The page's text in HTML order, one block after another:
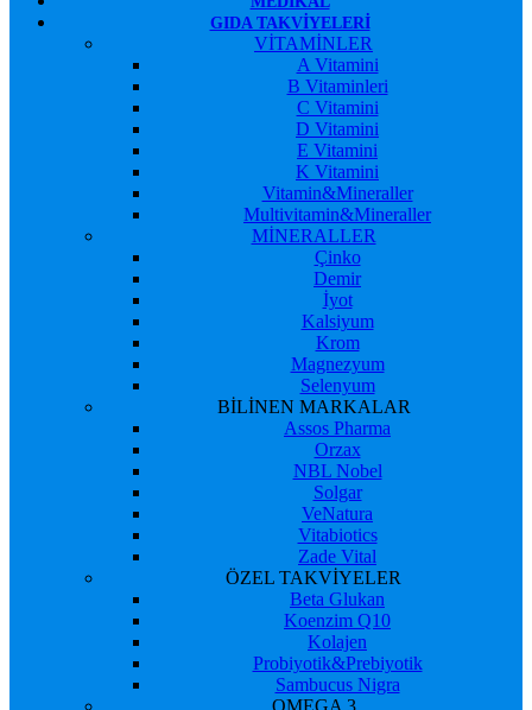
GIDA TAKVIYELERI
VİTAMİNLER
A Vitamini
B Vitaminleri
C Vitamini
D Vitamini
E Vitamini
K Vitamini
Vitamin&Mineraller
Multivitamin&Mineraller
MİNERALLER
Çinko
Demir
İyot
Kalsiyum
Krom
Magnezyum
Selenyum
BİLİNEN MARKALAR
Assos Pharma
Orzax
NBL Nobel
Solgar
VeNatura
Vitabiotics
Zade Vital
ÖZEL TAKVİYELER
Beta Glukan
Koenzim Q10
Kolajen
Probiyotik&Prebiyotik
Sambucus Nigra
OMEGA 3